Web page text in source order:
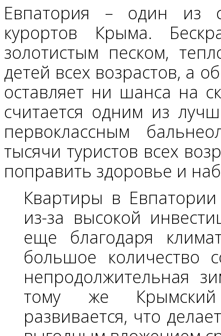
Евпатория – один из
курортов Крыма.
золотистым песком,
детей всех возрастов, а
оставляет ни шанса на
считается одним из
первоклассным
тысячи туристов всех
поправить здоровье и
Квартиры в
из-за высокой
еще благодаря
большое количество
непродолжительная
тому же Крымский
развивается, что